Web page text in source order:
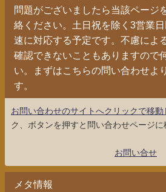
問題がございましたら当該ページ
絡ください。土日祝を除く3営業
速に対応する予定です。不慮によ
確認できないこともありますので
い。まずはこちらの問い合わせよ
す。
お問い合わせのサイトへクリックで移動
ク、ボタンを押すと問い合わせページに
お問い合せ
メタ情報